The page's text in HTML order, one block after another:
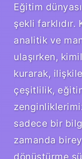
Eğitim
şekli
analitik ve
ulaşırken,
kurarak,
çeşitlilik,
sadece bir
zamanda
dönüştürme